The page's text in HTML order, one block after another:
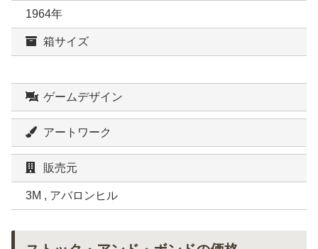
1964年
箱サイズ
ゲームデザイン
アートワーク
販売元
3M , アバロンヒル